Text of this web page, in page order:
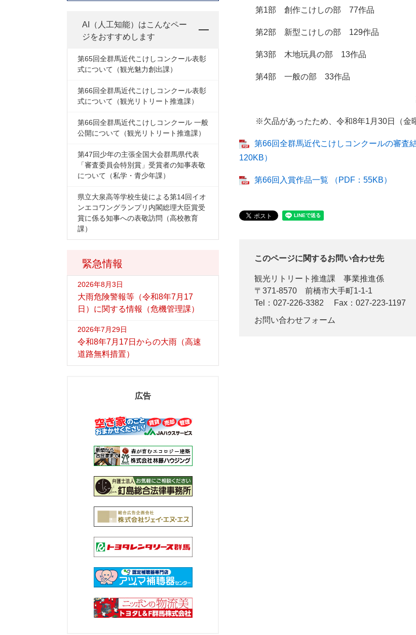
第1部 創作こけしの部 77作品
第2部 新型こけしの部 129作品
第3部 木地玩具の部 13作品
第4部 一般の部 33作品
※欠品があったため、令和8年1月30日（金
第66回全群馬近代こけしコンクールの審査
120KB）
第66回入賞作品一覧 （PDF：55KB）
このページに関するお問い合わせ先
観光リトリート推進課
事業推進係
〒371-8570
前橋市大手町1-1-1
Tel：027-226-3382
Fax：027-223-1197
お問い合わせフォーム
緊急情報
2026年8月3日
大雨危険警報等（令和8年7月17
日）に関する情報（危機管理課）
2026年7月29日
令和8年7月17日からの大雨（高速
道路無料措置）
AI（人工知能）はこんなペー
ジをおすすめします
第65回全群馬近代こけしコンクール表彰
式について（観光魅力創出課）
第66回全群馬近代こけしコンクール表彰
式について（観光リトリート推進課）
第66回全群馬近代こけしコンクール 一般
公開について（観光リトリート推進課）
第47回少年の主張全国大会群馬県代表
「審査委員会特別賞」受賞者の知事表敬
について（私学・青少年課）
県立大泉高等学校生徒による第14回イオ
ンエコワングランプリ内閣総理大臣賞受
賞に係る知事への表敬訪問（高校教育
課）
広告